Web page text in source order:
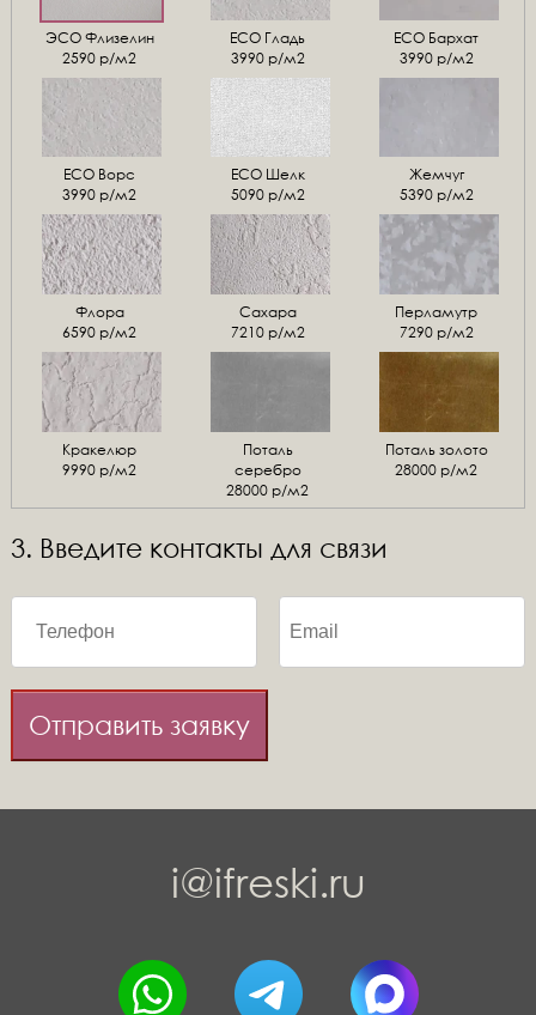
ЭСО Флизелин
2590 р/м2
ЕСО Гладь
3990 р/м2
ECO Бархат
3990 р/м2
ЕСО Ворс
3990 р/м2
ЕСО Шелк
5090 р/м2
Жемчуг
5390 р/м2
Флора
6590 р/м2
Сахара
7210 р/м2
Перламутр
7290 р/м2
Кракелюр
9990 р/м2
Поталь
серебро
28000 р/м2
Поталь золото
28000 р/м2
3. Введите контакты для связи
Отправить заявку
i@ifreski.ru